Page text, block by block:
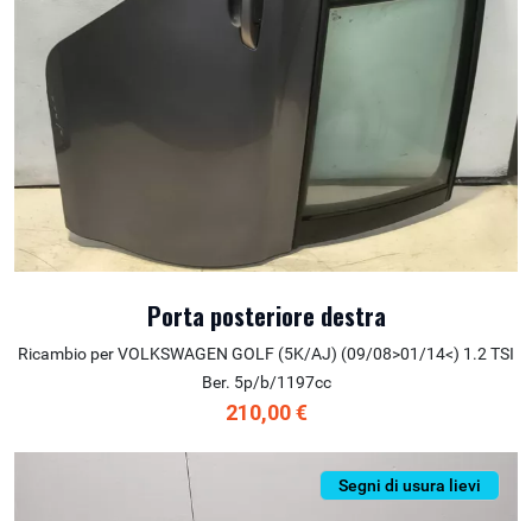
Porta posteriore destra
Ricambio per VOLKSWAGEN GOLF (5K/AJ) (09/08>01/14<) 1.2 TSI
Ber. 5p/b/1197cc
210,00 €
Segni di usura lievi